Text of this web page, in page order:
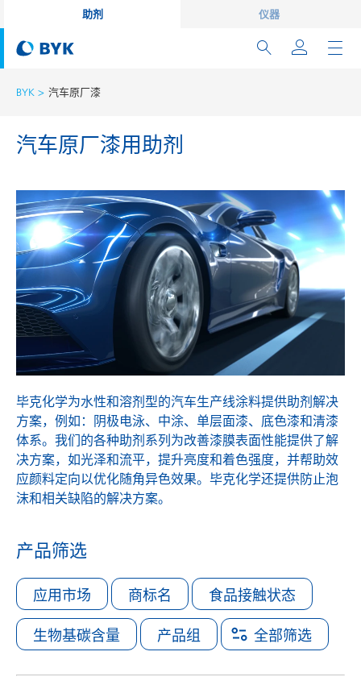
助剂 仪器
BYK 汽车原厂漆
汽车原厂漆用助剂
毕克化学为水性和溶剂型的汽车生产线涂料提供助剂解决
方案，例如：阴极电泳、中涂、单层面漆、底色漆和清漆
体系。我们的各种助剂系列为改善漆膜表面性能提供了解
决方案，如光泽和流平，提升亮度和着色强度，并帮助效
应颜料定向以优化随角异色效果。毕克化学还提供防止泡
沫和相关缺陷的解决方案。
产品筛选
应用市场 商标名 食品接触状态
生物基碳含量 产品组 全部筛选